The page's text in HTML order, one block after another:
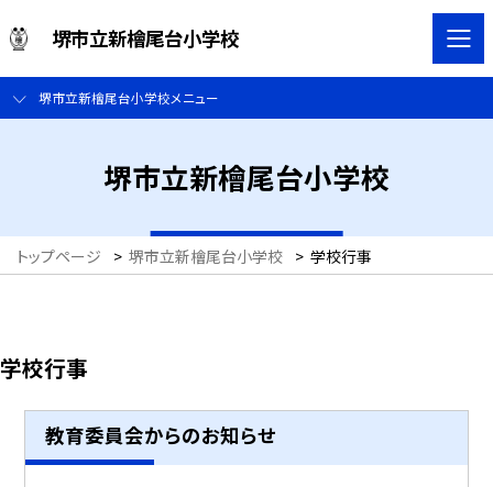
堺市立新檜尾台小学校
堺市立新檜尾台小学校メニュー
堺市立新檜尾台小学校
トップページ > 堺市立新檜尾台小学校 > 学校行事
学校行事
教育委員会からのお知らせ